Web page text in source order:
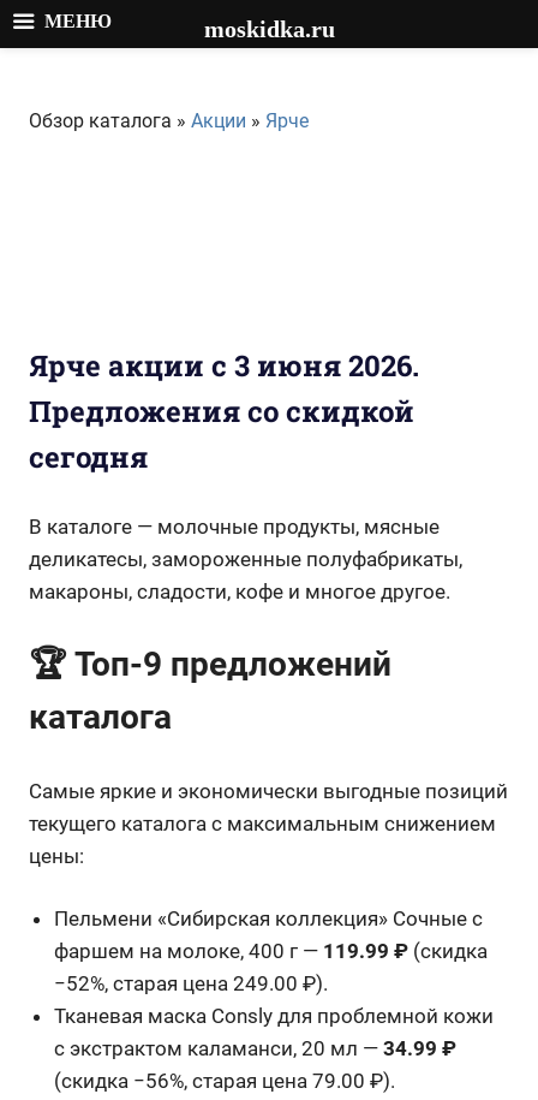
содержимому
Обзор каталога » Акции » Ярче
Ярче акции с 3 июня 2026.
Предложения со скидкой
сегодня
В каталоге — молочные продукты, мясные
деликатесы, замороженные полуфабрикаты,
макароны, сладости, кофе и многое другое.
🏆 Топ-9 предложений
каталога
Самые яркие и экономически выгодные позиций
текущего каталога с максимальным снижением
цены:
Пельмени «Сибирская коллекция» Сочные с
фаршем на молоке, 400 г — 119.99 ₽ (скидка
−52%, старая цена 249.00 ₽).
Тканевая маска Consly для проблемной кожи
с экстрактом каламанси, 20 мл —34.99 ₽
(скидка −56%, старая цена 79.00 ₽).
МЕНЮ moskidka.ru